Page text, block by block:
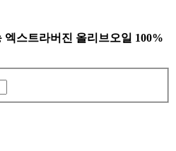
스트라버진 올리브오일 100%